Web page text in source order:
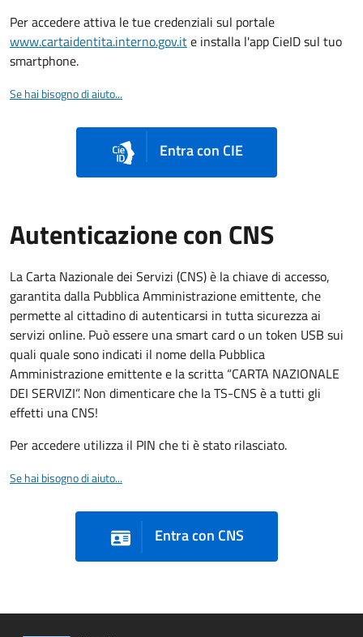
Per accedere attiva le tue credenziali sul portale
www.cartaidentita.interno.gov.ite installa l'app CieID sul tuo
smartphone.
Se hai bisogno di aiuto...
Entra con CIE
Autenticazione con CNS
La Carta Nazionale dei Servizi (CNS) è la chiave di accesso,
garantita dalla Pubblica Amministrazione emittente, che
permette al cittadino di autenticarsi in tutta sicurezza ai
servizi online. Può essere una smart card o un token USB sui
quali quale sono indicati il nome della Pubblica
Amministrazione emittente e la scritta “CARTA NAZIONALE
DEI SERVIZI”. Non dimenticare che la TS-CNS è a tutti gli
effetti una CNS!
Per accedere utilizza il PIN che ti è stato rilasciato.
Se hai bisogno di aiuto...
Entra con CNS